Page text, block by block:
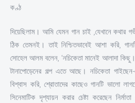
কণ্ঠ
দিয়েছিলাম। আমি যেমন গান চাই ,যেখানে কথার
ঠিক তেমনই। তাই নিশ্চিতভাবেই আশা করি,
সোহেল আলম বলেন, ‘নচিকেতা মানেই আলাদা কিছু।
টানাপোড়েনের গল্প এতে আছে। নচিকেতা
বিশ্বাস করি, শ্রোতাদের কাছেও গানটি ভালো
সিনেমাটিক দৃশ্যায়ন করার চেষ্টা করেছেন